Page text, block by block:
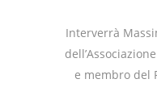
Interverrà
e membro del